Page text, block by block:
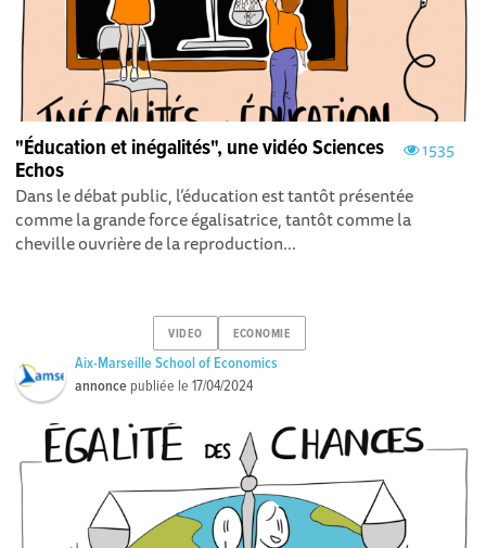
1535
"Éducation et inégalités", une vidéo Sciences
Echos
Dans le débat public, l’éducation est tantôt présentée
comme la grande force égalisatrice, tantôt comme la
cheville ouvrière de la reproduction...
VIDEO ECONOMIE
Aix-Marseille School of Economics
annonce publiée le17/04/2024